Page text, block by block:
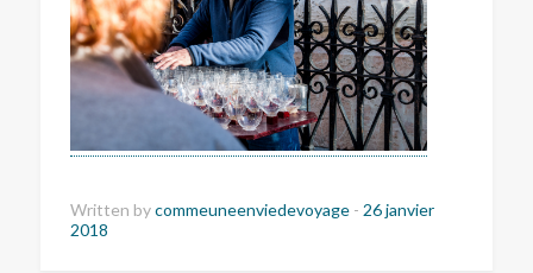
Written bycommeuneenviedevoyage - 26 janvier
2018